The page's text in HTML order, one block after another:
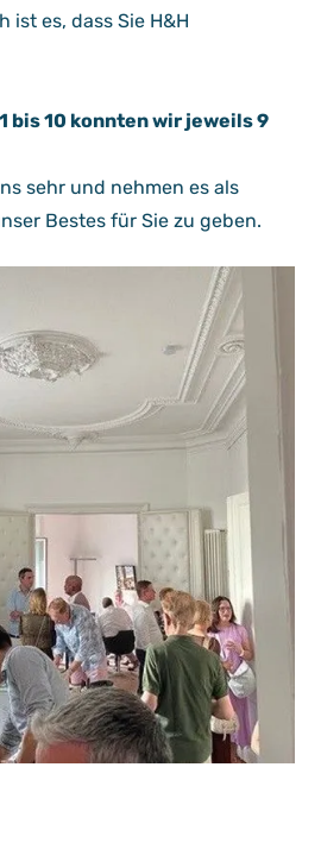
ist es, dass Sie H&H
bis 10 konnten wir jeweils 9
sehr und nehmen es als
Bestes für Sie zu geben.